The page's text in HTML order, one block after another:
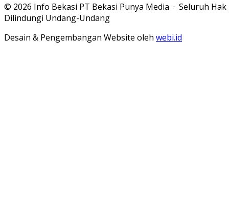
© 2026 Info Bekasi PT Bekasi Punya Media · Seluruh Hak
Dilindungi Undang-Undang
Desain & Pengembangan Website oleh webi.id